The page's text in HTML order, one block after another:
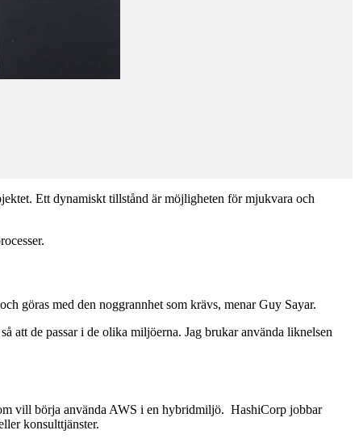
Ett dynamiskt tillstånd är möjligheten för mjukvara och
göras med den noggrannhet som krävs, menar Guy Sayar.
att de passar i de olika miljöerna. Jag brukar använda liknelsen
vill börja använda AWS i en hybridmiljö. HashiCorp jobbar
konsulttjänster.